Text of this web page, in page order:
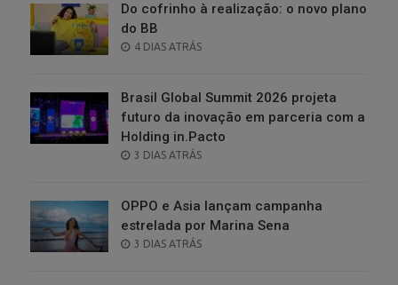
Do cofrinho à realização: o novo plano
do BB
POSTED
4 DIAS ATRÁS
Brasil Global Summit 2026 projeta
futuro da inovação em parceria com a
Holding in.Pacto
POSTED
3 DIAS ATRÁS
OPPO e Asia lançam campanha
estrelada por Marina Sena
POSTED
3 DIAS ATRÁS